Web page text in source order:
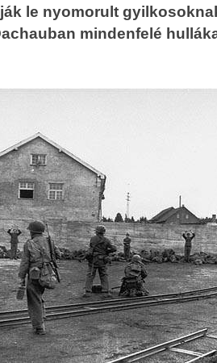
le nyomorult
mindenfelé